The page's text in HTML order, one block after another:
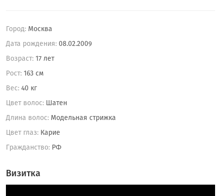
Город: Москва
Дата рождения: 08.02.2009
Возраст: 17 лет
Рост: 163 см
Вес: 40 кг
Цвет волос: Шатен
Длина волос: Модельная стрижка
Цвет глаз: Карие
Гражданство: РФ
Визитка